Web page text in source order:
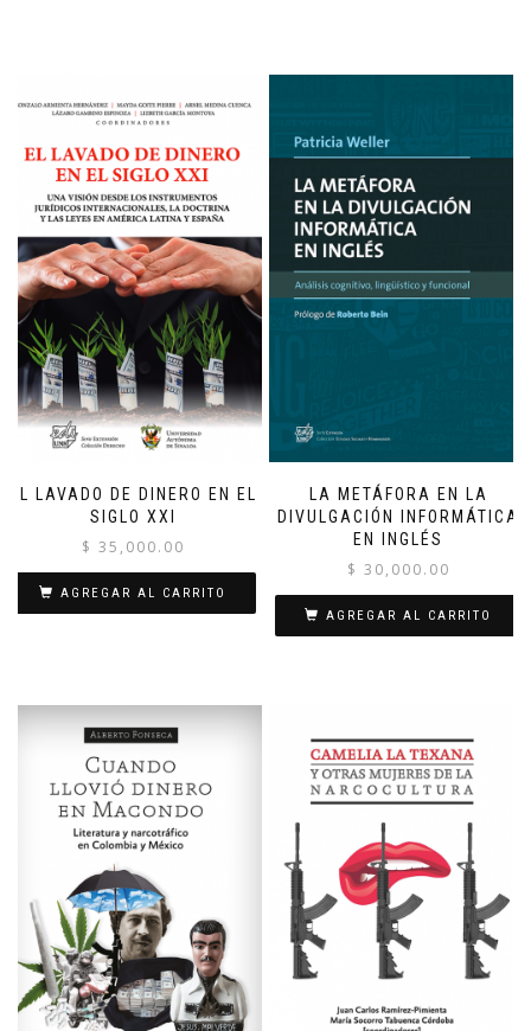
EL LAVADO DE DINERO EN EL
SIGLO XXI
$ 35,000.00
AGREGAR AL CARRITO
LA METÁFORA EN LA
DIVULGACIÓN INFORMÁTICA
EN INGLÉS
$ 30,000.00
AGREGAR AL CARRITO